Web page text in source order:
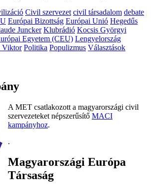
Civil szervezet civil társadalom debate
Európai Bizottság Európai Unió Hegedűs
Juncker Klubrádió Kocsis Györgyi
Egyetem (CEU) Lengyelország
Viktor Politika Populizmus Választások
A MET csatlakozott a magyarországi civil
szervezeteket népszerűsítő MACI
kampányhoz.
.
Magyarországi Európa
Társaság